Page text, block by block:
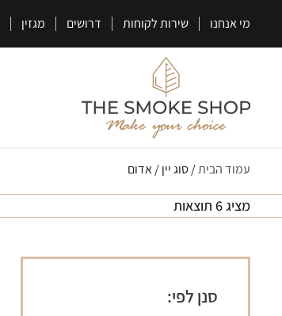
מי אנחנו שירות לקוחות דרושים מגזין
עמוד הבית/ סוג יין / אדום
מציג 6 תוצאות
סנן לפי: